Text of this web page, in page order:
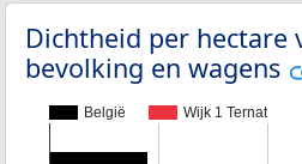
Dichtheid per hectare
bevolking en wagens
België Wijk 1 Ternat